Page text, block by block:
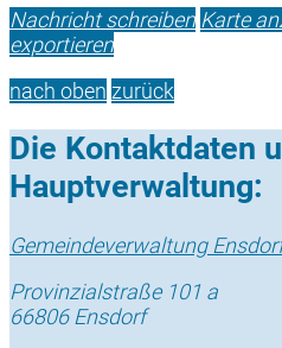
Nachricht schreiben Karte
exportieren
nach oben zurück
Die Kontaktdaten
Hauptverwaltung:
Gemeindeverwaltung
Provinzialstraße 101 a
66806 Ensdorf